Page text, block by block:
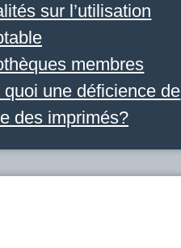
sur l’utilisation
membres
quoi une déficience de
des imprimés?